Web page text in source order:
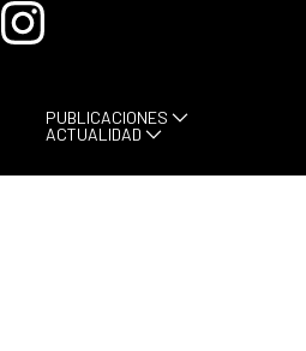
Instagram
PUBLICACIONES
ACTUALIDAD